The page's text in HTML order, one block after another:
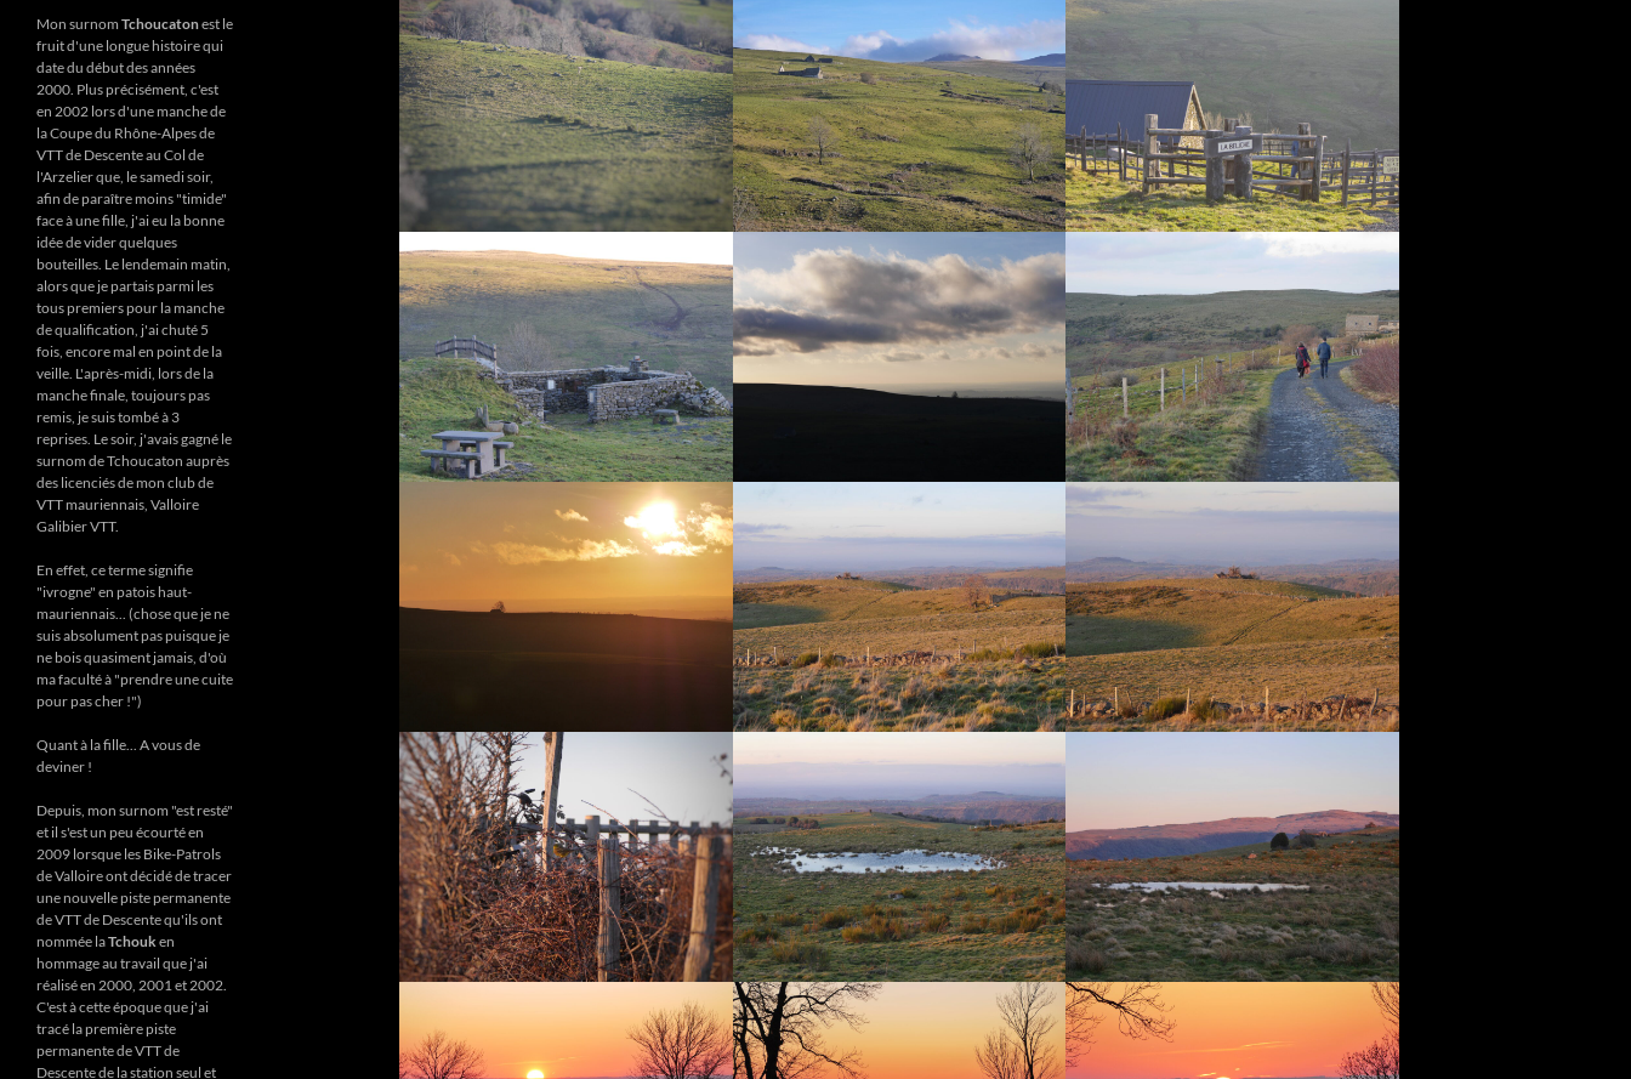
Mon surnom Tchoucatonest le
fruit d'une longue histoire qui
date du début des années
2000. Plus précisément, c'est
en 2002 lors d'une manche de
la Coupe du Rhône-Alpes de
VTT de Descente au Col de
l'Arzelier que, le samedi soir,
afin de paraître moins "timide"
face à une fille, j'ai eu la bonne
idée de vider quelques
bouteilles. Le lendemain matin,
alors que je partais parmi les
tous premiers pour la manche
de qualification, j'ai chuté 5
fois, encore mal en point de la
veille. L'après-midi, lors de la
manche finale, toujours pas
remis, je suis tombé à 3
reprises. Le soir, j'avais gagné le
surnom de Tchoucaton auprès
des licenciés de mon club de
VTT mauriennais, Valloire
Galibier VTT.
En effet, ce terme signifie
"ivrogne" en patois haut-
mauriennais... (chose que je ne
suis absolument pas puisque je
ne bois quasiment jamais, d'où
ma faculté à "prendre une cuite
pour pas cher !")
Quant à la fille... A vous de
deviner !
Depuis, mon surnom "est resté"
et il s'est un peu écourté en
2009 lorsque les Bike-Patrols
de Valloire ont décidé de tracer
une nouvelle piste permanente
de VTT de Descente qu'ils ont
nommée laTchouken
hommage au travail que j'ai
réalisé en 2000, 2001 et 2002.
C'est à cette époque que j'ai
tracé la première piste
permanente de VTT de
Descente de la station seul et